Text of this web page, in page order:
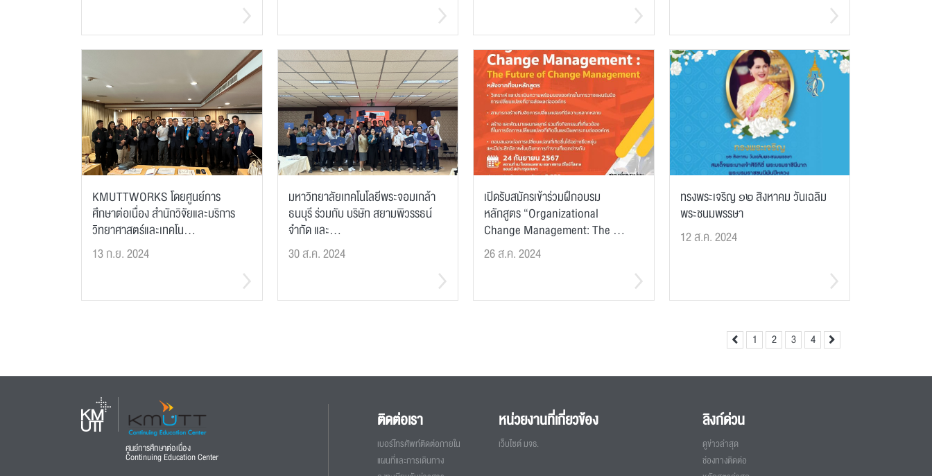
KMUTTWORKS โดยศูนย์การ
ศึกษาต่อเนื่อง สำนักวิจัยและบริการ
วิทยาศาสตร์และเทคโน...
13 ก.ย. 2024
มหาวิทยาลัยเทคโนโลยีพระจอมเกล้า
ธนบุรี ร่วมกับ บริษัท สยามพิวรรธน์
จำกัด และ...
30 ส.ค. 2024
เปิดรับสมัครเข้าร่วมฝึกอบรม
หลักสูตร “Organizational
Change Management: The ...
26 ส.ค. 2024
ทรงพระเจริญ ๑๒ สิงหาคม วันเฉลิม
พระชนมพรรษา
12 ส.ค. 2024
1 2 3 4
ศูนย์การศึกษาต่อเนื่อง
Continuing Education Center
ติดต่อเรา
เบอร์โทรศัพท์ติดต่อภายใน
แผนที่และการเดินทาง
หน่วยงานที่เกี่ยวข้อง
เว็บไซต์ มจธ.
ลิงก์ด่วน
ดูข่าวล่าสุด
ช่องทางติดต่อ